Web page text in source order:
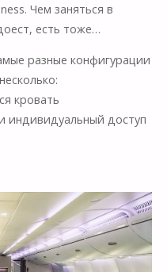
Чем заняться в
есть тоже…
разные конфигурации
кровать
индивидуальный доступ